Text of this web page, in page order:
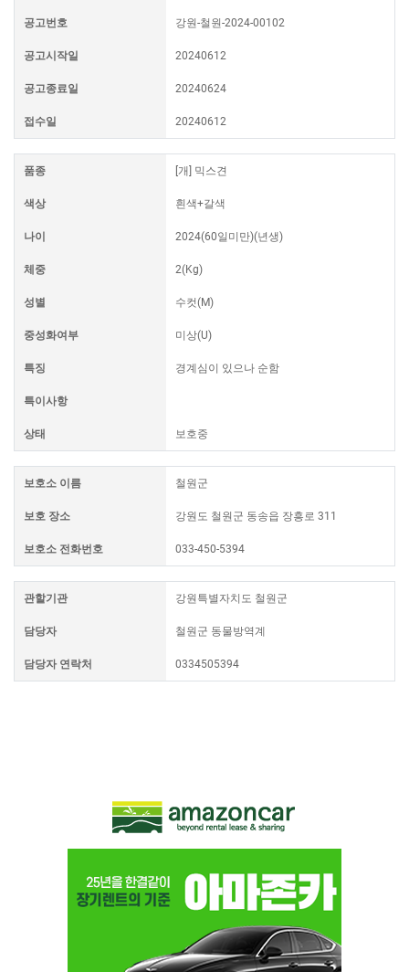
공고번호 강원-철원-2024-00102
공고시작일 20240612
공고종료일 20240624
접수일 20240612
품종 [개] 믹스견
색상 흰색+갈색
나이 2024(60일미만)(년생)
체중 2(Kg)
성별 수컷(M)
중성화여부 미상(U)
특징 경계심이 있으나 순함
특이사항
상태 보호중
보호소 이름 철원군
보호 장소 강원도 철원군 동송읍 장흥로 311
보호소 전화번호 033-450-5394
관할기관 강원특별자치도 철원군
담당자 철원군 동물방역계
담당자 연락처 0334505394